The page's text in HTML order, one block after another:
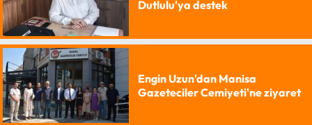
Dutlulu'ya destek
Engin Uzun'dan Manisa
Gazeteciler Cemiyeti'ne ziyaret